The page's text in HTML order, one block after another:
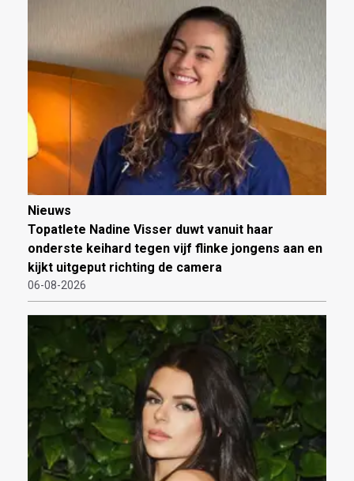
Nieuws
Topatlete Nadine Visser duwt vanuit haar
onderste keihard tegen vijf flinke jongens aan en
kijkt uitgeput richting de camera
06-08-2026